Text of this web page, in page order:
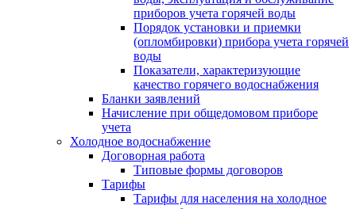
приборов учета горячей воды
Порядок установки и приемки
(опломбировки) прибора учета горячей
воды
Показатели, характеризующие
качество горячего водоснабжения
Бланки заявлений
Начисление при общедомовом приборе
учета
Холодное водоснабжение
Договорная работа
Типовые формы договоров
Тарифы
Тарифы для населения на холодное